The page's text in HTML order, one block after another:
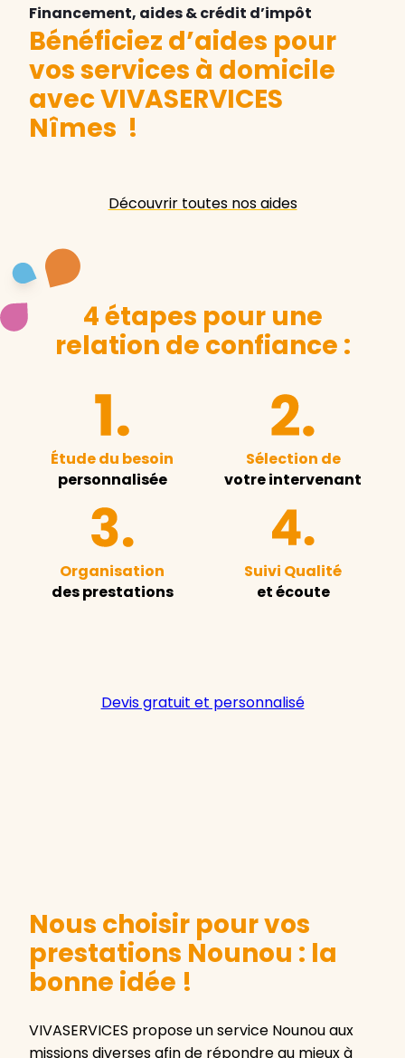
Financement, aides & crédit d’impôt
Bénéficiez d’aides pour
vos services à domicile
avec VIVASERVICES
Nîmes !
Découvrir toutes nos aides
4 étapes pour une
relation de confiance :
Étude du besoin
personnalisée
Sélection de
votre intervenant
Organisation
des prestations
Suivi Qualité
et écoute
Devis gratuit et personnalisé
Nous choisir pour vos
prestations Nounou : la
bonne idée !
VIVASERVICES propose un service Nounou aux
missions diverses afin de répondre au mieux à